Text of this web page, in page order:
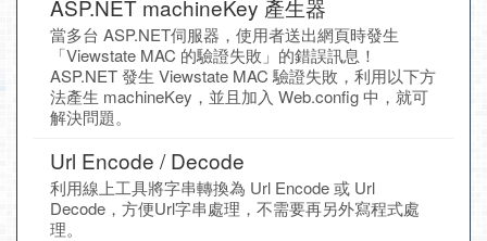
ASP.NET machineKey 產生器
當多台 ASP.NET伺服器，使用者送出網頁時發生
「Viewstate MAC 的驗證失敗」的錯誤訊息！
ASP.NET 發生 Viewstate MAC 驗證失敗，利用以下方
法產生 machineKey，並且加入 Web.config 中，就可
解決問題。
Url Encode / Decode
利用線上工具將字串轉換為 Url Encode 或 Url
Decode，方便Url字串處理，不需要再另外寫程式處
理。